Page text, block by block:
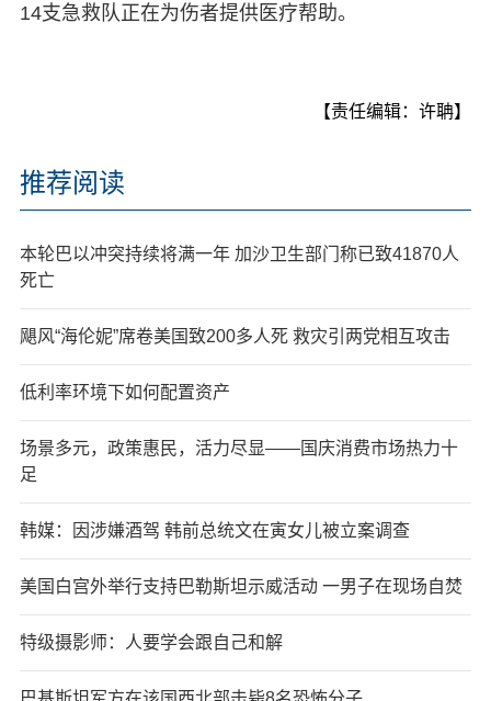
14支急救队正在为伤者提供医疗帮助。
【责任编辑：许聃】
推荐阅读
本轮巴以冲突持续将满一年 加沙卫生部门称已致41870人
死亡
飓风“海伦妮”席卷美国致200多人死 救灾引两党相互攻击
低利率环境下如何配置资产
场景多元，政策惠民，活力尽显——国庆消费市场热力十
足
韩媒：因涉嫌酒驾 韩前总统文在寅女儿被立案调查
美国白宫外举行支持巴勒斯坦示威活动 一男子在现场自焚
特级摄影师：人要学会跟自己和解